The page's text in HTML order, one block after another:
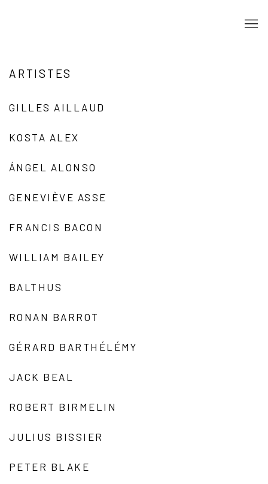
ARTISTES
GILLES AILLAUD
KOSTA ALEX
ÁNGEL ALONSO
GENEVIÈVE ASSE
FRANCIS BACON
WILLIAM BAILEY
BALTHUS
RONAN BARROT
GÉRARD BARTHÉLÉMY
JACK BEAL
ROBERT BIRMELIN
JULIUS BISSIER
PETER BLAKE